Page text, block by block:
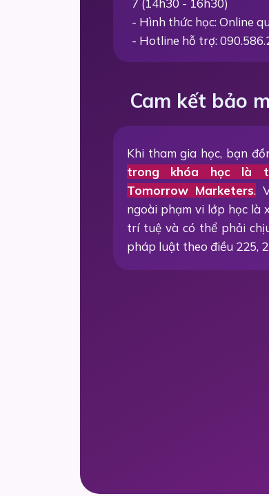
7 (14h30 - 16h30)
- Hình thức học: Online
- Hotline hỗ trợ:
Khi tham gia học, bạn
trong khóa học là
Tomorrow Marketers.
ngoài phạm vi lớp học là
trí tuệ và có thể phải
pháp luật theo điều 225,
Cam kết bảo